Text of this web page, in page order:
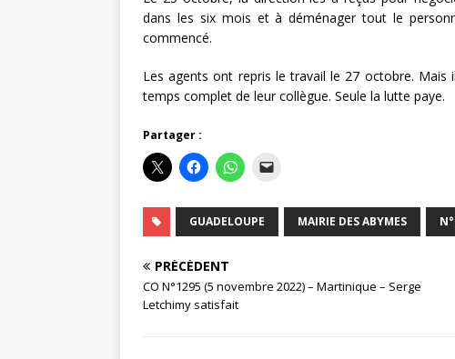
dans les six mois et à déménager tout le
commencé.
Les agents ont repris le travail le 27 octobre.
temps complet de leur collègue. Seule la lutte paye.
Partager :
GUADELOUPE MAIRIE DES ABYMES
PRÉCÉDENT
CO N°1295 (5 novembre 2022) – Martinique – Serge
Letchimy satisfait